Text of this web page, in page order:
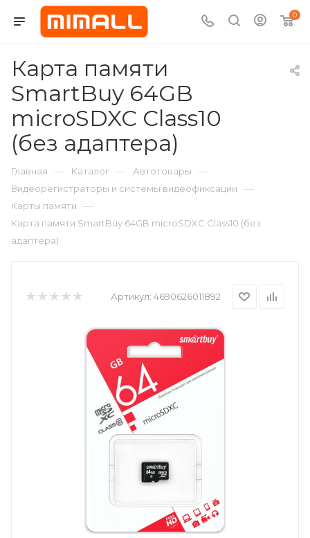
0
Карта памяти
SmartBuy 64GB
microSDXC Class10
(без адаптера)
Главная — Каталог — Автотовары —
Видеорегистраторы и системы видеофиксации —
Карты памяти —
Карта памяти SmartBuy 64GB microSDXC Class10 (без
адаптера)
Артикул: 4690626011892